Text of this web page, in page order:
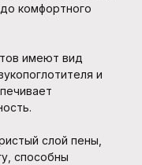
комфортного
имеют вид
и
слой пены,
способны